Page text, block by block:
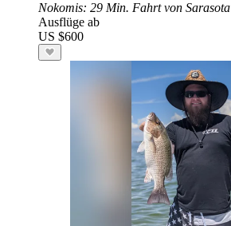
Nokomis: 29 Min. Fahrt von Sarasota
Ausflüge ab
US $600